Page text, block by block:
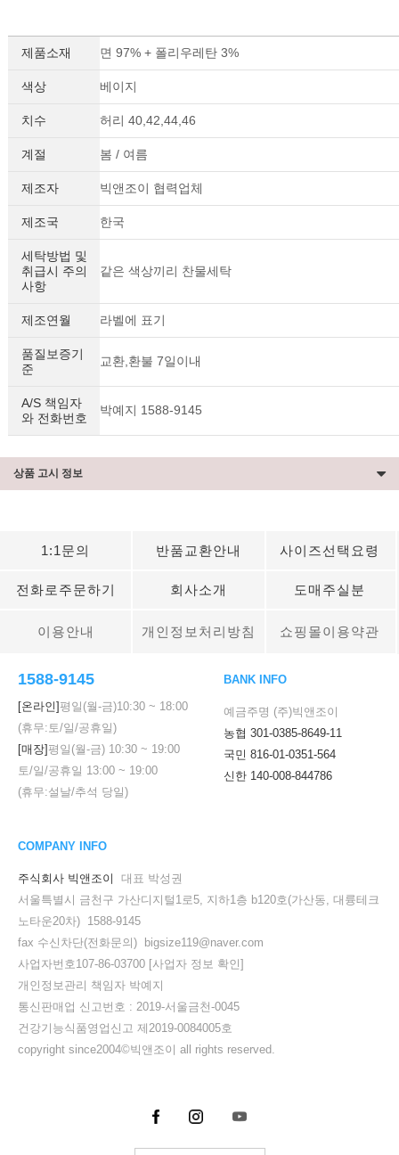
제품소재 면 97% + 폴리우레탄 3%
색상 베이지
치수 허리 40,42,44,46
계절 봄 / 여름
제조자 빅앤조이 협력업체
제조국 한국
세탁방법 및
취급시 주의
사항
같은 색상끼리 찬물세탁
제조연월 라벨에 표기
품질보증기
준
교환,환불 7일이내
A/S 책임자
와 전화번호
박예지 1588-9145
상품 고시 정보
1:1문의 반품교환안내 사이즈선택요령
전화로주문하기 회사소개 도매주실분
이용안내 개인정보처리방침 쇼핑몰이용약관
1588-9145
[온라인]평일(월-금)10:30 ~ 18:00
(휴무:토/일/공휴일)
[매장]평일(월-금) 10:30 ~ 19:00
토/일/공휴일 13:00 ~ 19:00
(휴무:설날/추석 당일)
BANK INFO
예금주명 (주)빅앤조이
농협 301-0385-8649-11
국민 816-01-0351-564
신한 140-008-844786
COMPANY INFO
주식회사 빅앤조이
대표 박성권
서울특별시 금천구 가산디지털1로5, 지하1층 b120호(가산동, 대륭테크
노타운20차) 1588-9145
fax 수신차단(전화문의) bigsize119@naver.com
사업자번호107-86-03700 [사업자 정보 확인]
개인정보관리 책임자 박예지
통신판매업 신고번호 : 2019-서울금천-0045
건강기능식품영업신고 제2019-0084005호
copyright since2004©빅앤조이 all rights reserved.